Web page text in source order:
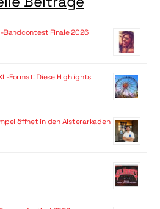
Bandcontest Finale 2026
Format: Diese Highlights
öffnet in den Alsterarkaden